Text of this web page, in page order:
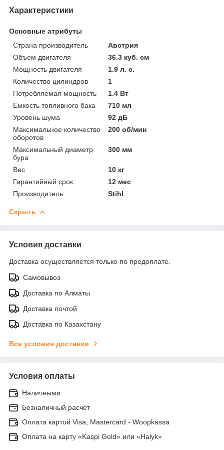
Характеристики
Основные атрибуты
Страна производитель
Австрия
Объем двигателя
36.3 куб. см
Мощность двигателя
1.9 л. с.
Количество цилиндров
1
Потребляемая мощность
1.4 Вт
Емкость топливного бака
710 мл
Уровень шума
92 дБ
Максимальное количество
оборотов
200 об/мин
Максимальный диаметр
бура
300 мм
Вес
10 кг
Гарантийный срок
12 мес
Производитель
Stihl
Скрыть
Условия доставки
Доставка осуществляется только по предоплате.
Самовывоз
Доставка по Алматы
Доставка почтой
Доставка по Казахстану
Все условия доставки
Условия оплаты
Наличными
Безналичный расчет
Оплата картой Visa, Mastercard - Woopkassa
Оплата на карту «Kaspi Gold» или «Halyk»